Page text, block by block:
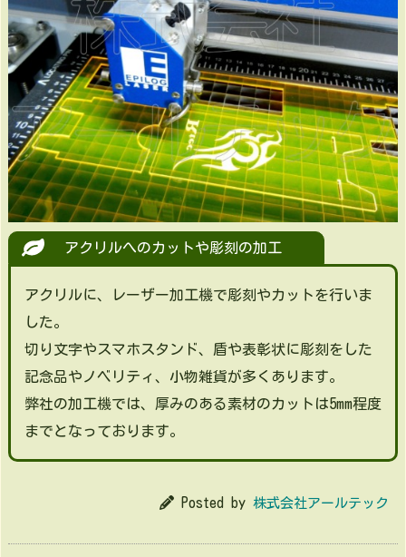
アクリルへのカットや彫刻の加工
アクリルに、レーザー加工機で彫刻やカットを行いま
した。
切り文字やスマホスタンド、盾や表彰状に彫刻をした
記念品やノベリティ、小物雑貨が多くあります。
弊社の加工機では、厚みのある素材のカットは5mm程度
までとなっております。
Posted by 株式会社アールテック